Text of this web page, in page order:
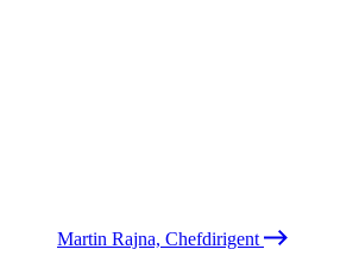
Martin Rajna, Chefdirigent